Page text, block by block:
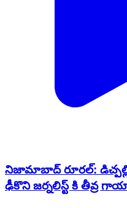
నిజామాబాద్ రూరల్:
ఢీకొని జర్నలిస్ట్ కి తీవ్ర